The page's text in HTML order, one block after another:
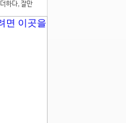
하다, 잘만